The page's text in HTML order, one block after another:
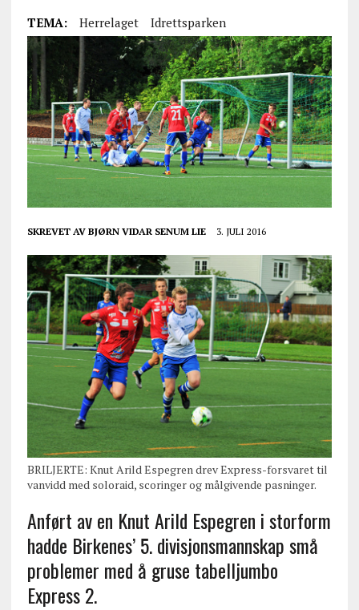
TEMA: Herrelaget Idrettsparken
SKREVET AV BJØRN VIDAR SENUM LIE 3. JULI 2016
BRILJERTE: Knut Arild Espegren drev Express-forsvaret til
vanvidd med soloraid, scoringer og målgivende pasninger.
Anført av en Knut Arild Espegren i storform
hadde Birkenes’ 5. divisjonsmannskap små
problemer med å gruse tabelljumbo
Express 2.